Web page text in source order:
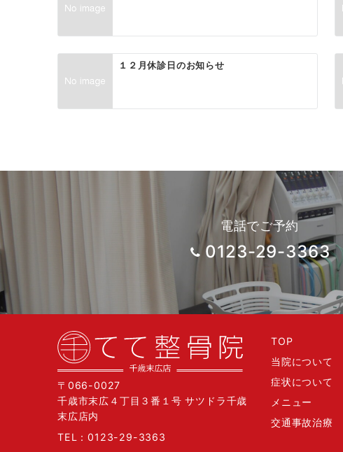
シ
ョ
ン
１２月休診日のお知らせ
電話でご予約
0123-29-3363
〒066-0027
千歳市末広４丁目３番１号 サツドラ千歳
末広店内
TEL：0123-29-3363
TOP
当院について
症状について
メニュー
交通事故治療